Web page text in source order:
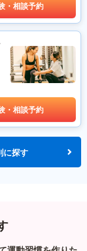
・相談予約
・相談予約
に探す